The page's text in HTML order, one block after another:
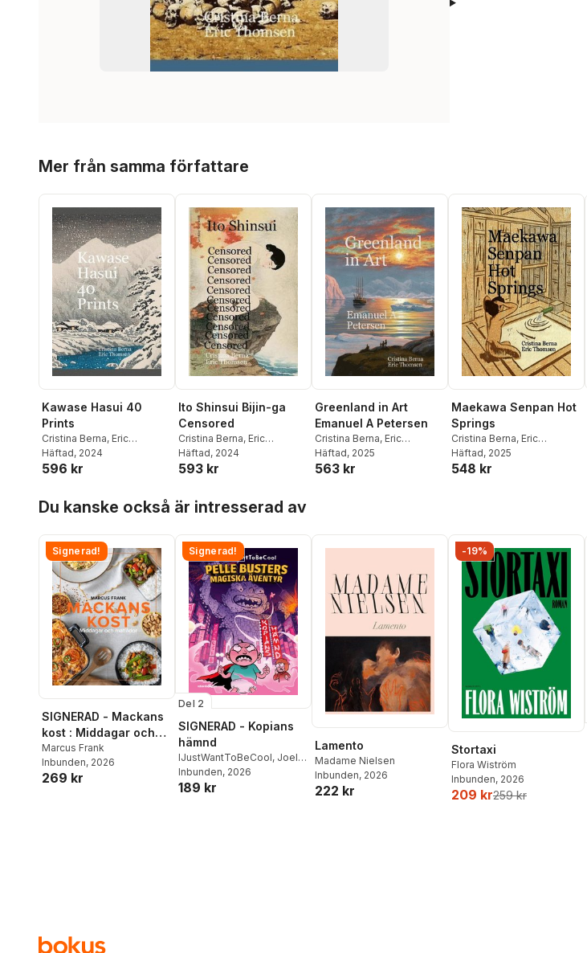
Mer från samma författare
Kawase Hasui 40
Prints
Cristina Berna, Eric
Thomsen
Häftad, 2024
596 kr
Ito Shinsui Bijin-ga
Censored
Cristina Berna, Eric
Thomsen
Häftad, 2024
593 kr
Greenland in Art
Emanuel A Petersen
Cristina Berna, Eric
Thomsen
Häftad, 2025
563 kr
Maekawa Senpan Hot
Springs
Cristina Berna, Eric
Thomsen
Häftad, 2025
548 kr
Du kanske också är intresserad av
Signerad!
SIGNERAD - Mackans
kost : Middagar och
matlådor
Marcus Frank
Inbunden, 2026
269 kr
Signerad!
Del 2
SIGNERAD - Kopians
hämnd
IJustWantToBeCool, Joel
Adolphson,Emil Ejdemo
Beer ,Victor Beer
Inbunden, 2026
189 kr
Lamento
Madame Nielsen
Inbunden, 2026
222 kr
-19%
Stortaxi
Flora Wiström
Inbunden, 2026
209 kr259 kr